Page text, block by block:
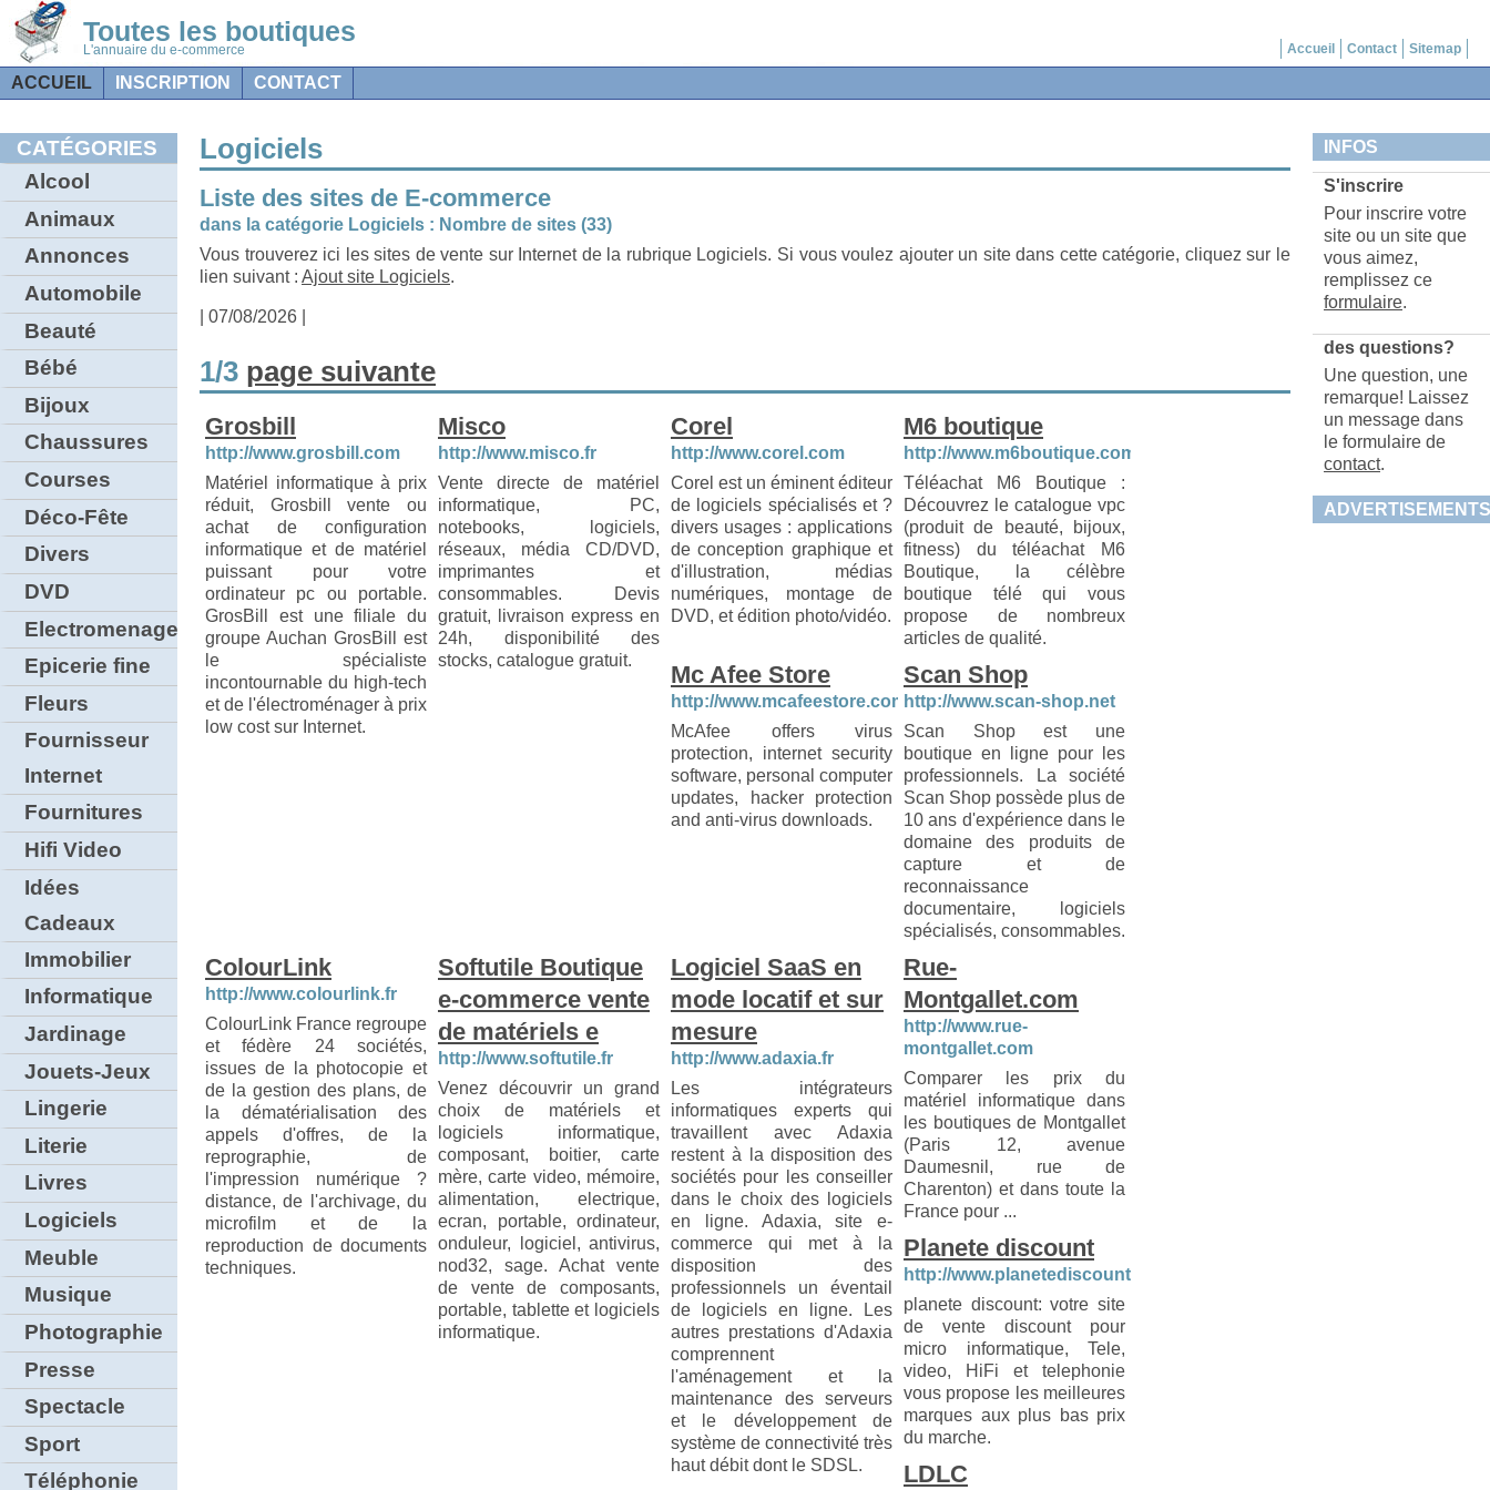
Accueil Contact Sitemap
Toutes les boutiques
L'annuaire du e-commerce
ACCUEIL INSCRIPTION CONTACT
CATÉGORIES
Alcool
Animaux
Annonces
Automobile
Beauté
Bébé
Bijoux
Chaussures
Courses
Déco-Fête
Divers
DVD
Electromenager
Epicerie fine
Fleurs
Fournisseur
Internet
Fournitures
Hifi Video
Idées
Cadeaux
Immobilier
Informatique
Jardinage
Jouets-Jeux
Lingerie
Literie
Livres
Logiciels
Meuble
Musique
Photographie
Presse
Spectacle
Sport
Téléphonie
INFOS
S'inscrire
Pour inscrire votre
site ou un site que
vous aimez,
remplissez ce
formulaire.
des questions?
Une question, une
remarque! Laissez
un message dans
le formulaire de
contact.
ADVERTISEMENTS
Logiciels
Liste des sites de E-commerce
dans la catégorie Logiciels : Nombre de sites (33)
Vous trouverez ici les sites de vente sur Internet de la rubrique Logiciels. Si vous voulez ajouter un site dans cette catégorie, cliquez sur le
lien suivant : Ajout site Logiciels.
| 07/08/2026 |
1/3 page suivante
Grosbill
http://www.grosbill.com
Matériel informatique à prix
réduit, Grosbill vente ou
achat de configuration
informatique et de matériel
puissant pour votre
ordinateur pc ou portable.
GrosBill est une filiale du
groupe Auchan GrosBill est
le spécialiste
incontournable du high-tech
et de l'électroménager à prix
low cost sur Internet.
Misco
http://www.misco.fr
Vente directe de matériel
informatique, PC,
notebooks, logiciels,
réseaux, média CD/DVD,
imprimantes et
consommables. Devis
gratuit, livraison express en
24h, disponibilité des
stocks, catalogue gratuit.
Corel
http://www.corel.com
Corel est un éminent éditeur
de logiciels spécialisés et ?
divers usages : applications
de conception graphique et
d'illustration, médias
numériques, montage de
DVD, et édition photo/vidéo.
M6 boutique
http://www.m6boutique.com
Téléachat M6 Boutique :
Découvrez le catalogue vpc
(produit de beauté, bijoux,
fitness) du téléachat M6
Boutique, la célèbre
boutique télé qui vous
propose de nombreux
articles de qualité.
Mc Afee Store
http://www.mcafeestore.com
McAfee offers virus
protection, internet security
software, personal computer
updates, hacker protection
and anti-virus downloads.
Scan Shop
http://www.scan-shop.net
Scan Shop est une
boutique en ligne pour les
professionnels. La société
Scan Shop possède plus de
10 ans d'expérience dans le
domaine des produits de
capture et de
reconnaissance
documentaire, logiciels
spécialisés, consommables.
ColourLink
http://www.colourlink.fr
ColourLink France regroupe
et fédère 24 sociétés,
issues de la photocopie et
de la gestion des plans, de
la dématérialisation des
appels d'offres, de la
reprographie, de
l'impression numérique ?
distance, de l'archivage, du
microfilm et de la
reproduction de documents
techniques.
Softutile Boutique
e-commerce vente
de matériels e
http://www.softutile.fr
Venez découvrir un grand
choix de matériels et
logiciels informatique,
composant, boitier, carte
mère, carte video, mémoire,
alimentation, electrique,
ecran, portable, ordinateur,
onduleur, logiciel, antivirus,
nod32, sage. Achat vente
de vente de composants,
portable, tablette et logiciels
informatique.
Logiciel SaaS en
mode locatif et sur
mesure
http://www.adaxia.fr
Les intégrateurs
informatiques experts qui
travaillent avec Adaxia
restent à la disposition des
sociétés pour les conseiller
dans le choix des logiciels
en ligne. Adaxia, site e-
commerce qui met à la
disposition des
professionnels un éventail
de logiciels en ligne. Les
autres prestations d'Adaxia
comprennent
l'aménagement et la
maintenance des serveurs
et le développement de
système de connectivité très
haut débit dont le SDSL.
Rue-
Montgallet.com
http://www.rue-
montgallet.com
Comparer les prix du
matériel informatique dans
les boutiques de Montgallet
(Paris 12, avenue
Daumesnil, rue de
Charenton) et dans toute la
France pour ...
Planete discount
http://www.planetediscount.com
planete discount: votre site
de vente discount pour
micro informatique, Tele,
video, HiFi et telephonie
vous propose les meilleures
marques aux plus bas prix
du marche.
LDLC